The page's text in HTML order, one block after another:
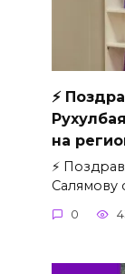
⚡
на
⚡
Салямову
0